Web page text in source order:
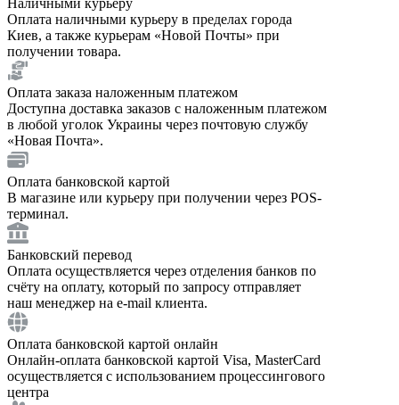
Оплата наличными курьеру в пределах города
Киев, а также курьерам «Новой Почты» при
получении товара.
Оплата заказа наложенным платежом
Доступна доставка заказов с наложенным платежом
в любой уголок Украины через почтовую службу
«Новая Почта».
Оплата банковской картой
В магазине или курьеру при получении через POS-
терминал.
Банковский перевод
Оплата осуществляется через отделения банков по
счёту на оплату, который по запросу отправляет
наш менеджер на e-mail клиента.
Оплата банковской картой онлайн
Онлайн-оплата банковской картой Visa, MasterCard
осуществляется с использованием процессингового
центра